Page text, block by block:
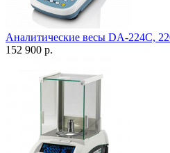
Аналитические весы DA-224C,
152 900 р.